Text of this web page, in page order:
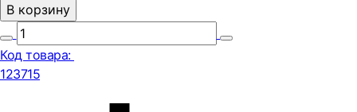
В корзину
Код товара:
123715